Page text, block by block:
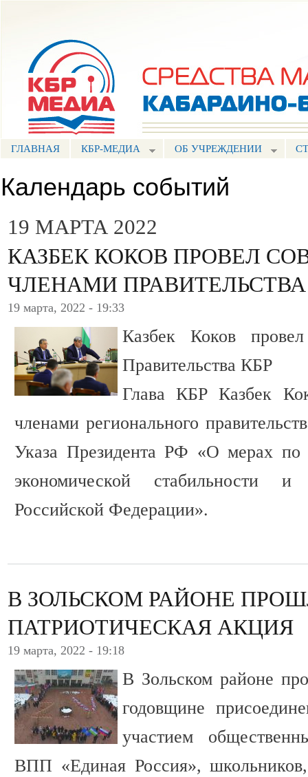
ГЛАВНАЯ КБР-МЕДИА ОБ УЧРЕЖДЕНИИ
Календарь событий
19 МАРТА 2022
КАЗБЕК КОКОВ ПРОВЕЛ
ЧЛЕНАМИ ПРАВИТЕЛЬСТВА
19 марта, 2022 - 19:33
Казбек Коков
Правительства КБР
Глава КБР Казбек
членами регионального
Указа Президента РФ «О мерах по
экономической стабильности
Российской Федерации».
В ЗОЛЬСКОМ РАЙОНЕ
ПАТРИОТИЧЕСКАЯ АКЦИЯ
19 марта, 2022 - 19:18
В Зольском районе
годовщине
участием
ВПП «Единая Россия»,